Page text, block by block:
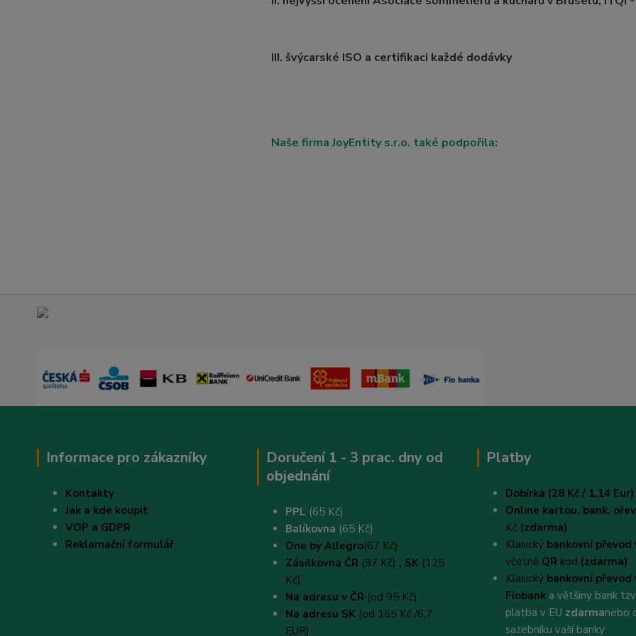
III. švýcarské ISO a certifikaci každé dodávky
Naše firma JoyEntity s.r.o. také podpořila:
Informace pro zákazníky
Kontakty
Jak a kde koupit
VOP a GDPR
Reklamační formulář
Doručení 1 - 3 prac. dny od
objednání
PPL (65 Kč)
Balíkovna (65 Kč)
One by Allegro(67 Kč)
Zásilkovna ČR (97 Kč) , SK (125
Kč)
Na adresu v ČR (od 95 Kč)
Na adresu SK (od 165 Kč /6,7
EUR)
Platby
Dobírka (28 Kč / 1,14 Eur)
Online kartou, bank.
Kč (zdarma)
Klasický bankovní převod
včetně QR kod (zdarma)
Klasický bankovní převod
Fiobank a většiny bank
platba v EU zdarmanebo
sazebníku vaší banky